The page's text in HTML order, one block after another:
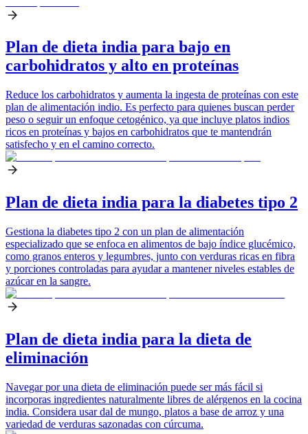
Plan de dieta india para bajo en
carbohidratos y alto en proteínas
Reduce los carbohidratos y aumenta la ingesta de proteínas con este
plan de alimentación indio. Es perfecto para quienes buscan perder
peso o seguir un enfoque cetogénico, ya que incluye platos indios
ricos en proteínas y bajos en carbohidratos que te mantendrán
satisfecho y en el camino correcto.
Plan de dieta india para la diabetes tipo 2
Gestiona la diabetes tipo 2 con un plan de alimentación
especializado que se enfoca en alimentos de bajo índice glucémico,
como granos enteros y legumbres, junto con verduras ricas en fibra
y porciones controladas para ayudar a mantener niveles estables de
azúcar en la sangre.
Plan de dieta india para la dieta de
eliminación
Navegar por una dieta de eliminación puede ser más fácil si
incorporas ingredientes naturalmente libres de alérgenos en la cocina
india. Considera usar dal de mungo, platos a base de arroz y una
variedad de verduras sazonadas con cúrcuma.